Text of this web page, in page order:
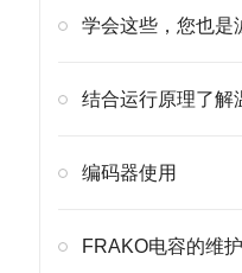
学会这些，您也是
结合运行原理了解
编码器使用
FRAKO电容的维